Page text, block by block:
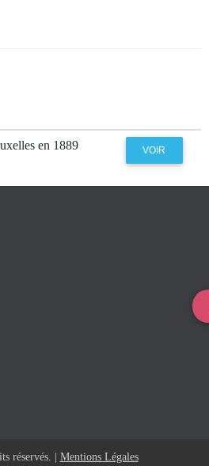
en 1889 VOIR
réservés. | Mentions Légales